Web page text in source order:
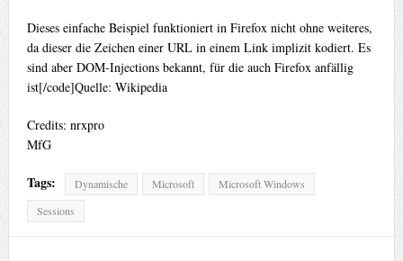
Dieses einfache Beispiel funktioniert in Firefox nicht ohne weiteres,
da dieser die Zeichen einer URL in einem Link implizit kodiert. Es
sind aber DOM-Injections bekannt, für die auch Firefox anfällig
ist[/code]Quelle: Wikipedia
Credits: nrxpro
MfG
Tags: Dynamische Microsoft
Microsoft Windows
Sessions